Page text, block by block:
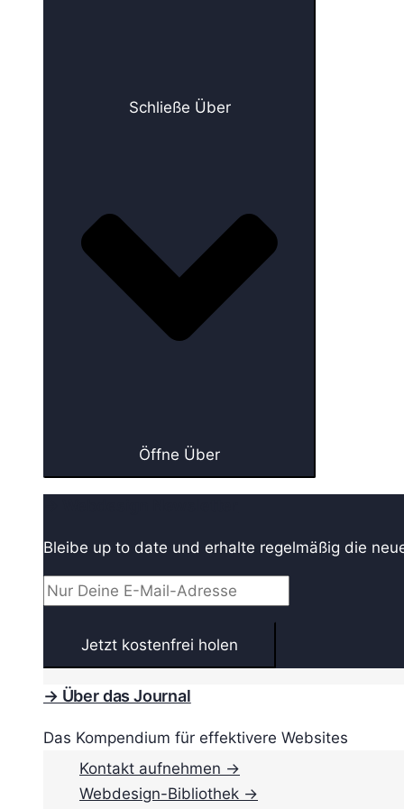
Schließe Über
Öffne Über
Bleibe up to date und erhalte regelmäßig die
→ Über das Journal
Das Kompendium für effektivere Websites
Kontakt aufnehmen →
Webdesign-Bibliothek →